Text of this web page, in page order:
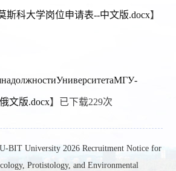
斯科大学岗位申请表--中文版.docx】
文版.docx】已下载229次
BIT University 2026 Recruitment Notice for
Protistology, and Environmental